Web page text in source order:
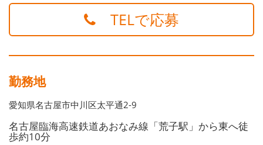
TELで応募
勤務地
愛知県名古屋市中川区太平通2-9
名古屋臨海高速鉄道あおなみ線「荒子駅」から東へ徒
歩約10分